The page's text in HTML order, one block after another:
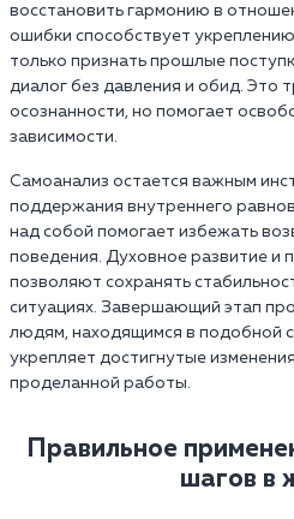
восстановить гармонию в
ошибки способствует
только признать прошлые
диалог без давления и обид. Это
осознанности, но помогает
зависимости.
Самоанализ остается важным
поддержания внутреннего
над собой помогает избежать
поведения. Духовное развитие и
позволяют сохранять
ситуациях. Завершающий этап
людям, находящимся в подобной
укрепляет достигнутые
проделанной работы.
Правильное
шагов в